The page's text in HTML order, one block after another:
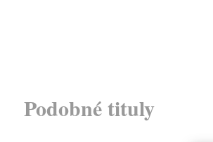
Podobné tituly